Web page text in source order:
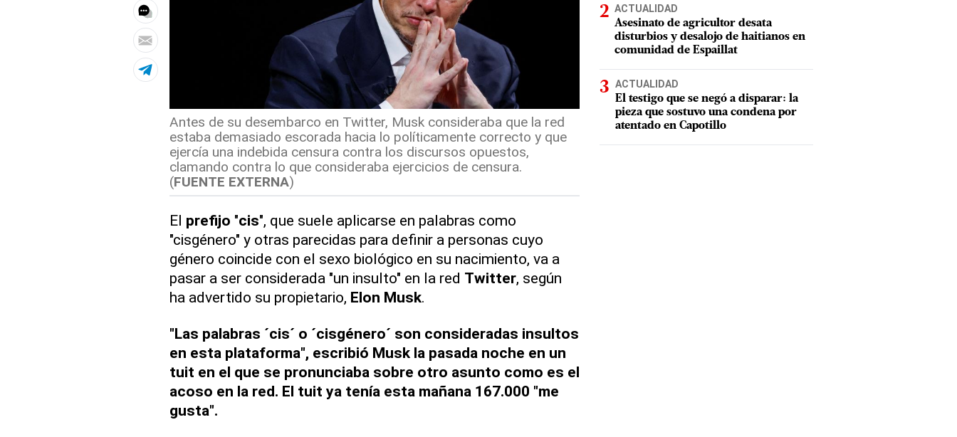
Antes de su desembarco en Twitter, Musk consideraba que la red
estaba demasiado escorada hacia lo políticamente correcto y que
ejercía una indebida censura contra los discursos opuestos,
clamando contra lo que consideraba ejercicios de censura.
(FUENTE EXTERNA)
El prefijo "cis", que suele aplicarse en palabras como
"cisgénero" y otras parecidas para definir a personas cuyo
género coincide con el sexo biológico en su nacimiento, va a
pasar a ser considerada "un insulto" en la red Twitter, según
ha advertido su propietario, Elon Musk.
"Las palabras ´cis´ o ´cisgénero´ son consideradas insultos
en esta plataforma", escribió Musk la pasada noche en un
tuit en el que se pronunciaba sobre otro asunto como es el
acoso en la red. El tuit ya tenía esta mañana 167.000 "me
gusta".
ACTUALIDAD
Asesinato de agricultor desata
disturbios y desalojo de haitianos en
comunidad de Espaillat
ACTUALIDAD
El testigo que se negó a disparar: la
pieza que sostuvo una condena por
atentado en Capotillo